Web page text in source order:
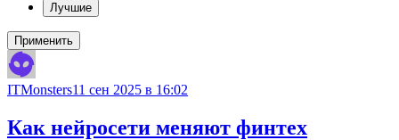
Лучшие
Применить
ITMonsters11 сен 2025 в 16:02
Как нейросети меняют финтех